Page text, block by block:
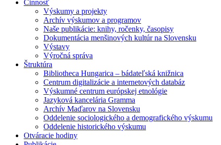
Činnosť
Výskumy a projekty
Archív výskumov a programov
Naše publikácie: knihy, ročenky, časopisy
Dokumentácia menšinových kultúr na Slovensku
Výstavy
Výročná správa
Štruktúra
Bibliotheca Hungarica – bádateľská knižnica
Centrum digitalizácie a internetových databáz
Výskumné centrum európskej etnológie
Jazyková kancelária Gramma
Archív Maďarov na Slovensku
Oddelenie sociologického a demografického výskumu
Oddelenie historického výskumu
Otváracie hodiny